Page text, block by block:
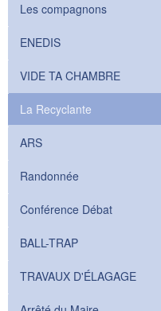
Les compagnons
ENEDIS
VIDE TA CHAMBRE
La Recyclante
ARS
Randonnée
Conférence Débat
BALL-TRAP
TRAVAUX D'ÉLAGAGE